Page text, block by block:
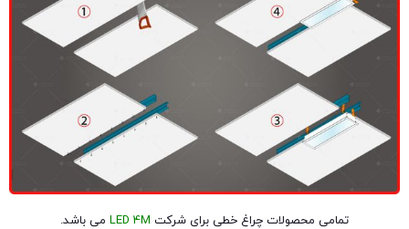
تمامی محصولات چراغ خطی برای شرکت LED 4M می باشد.